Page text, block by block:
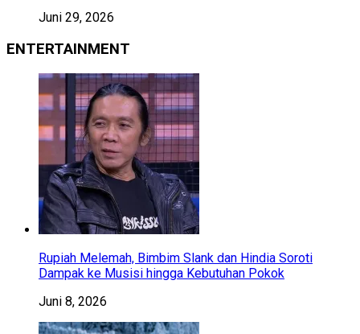
Juni 29, 2026
ENTERTAINMENT
Rupiah Melemah, Bimbim Slank dan Hindia Soroti
Dampak ke Musisi hingga Kebutuhan Pokok
Juni 8, 2026